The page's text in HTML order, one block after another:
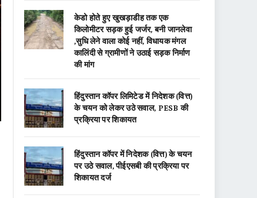
केडो होते हुए खुखड़ाडीह तक एक
किलोमीटर सड़क हुई जर्जर, बनी जानलेवा
,सुधि लेने वाला कोई नहीं, विधायक मंगल
कालिंदी से ग्रामीणों ने उठाई सड़क निर्माण
की मांग
हिंदुस्तान कॉपर लिमिटेड में निदेशक (वित्त)
के चयन को लेकर उठे सवाल, PESB की
प्रक्रिया पर शिकायत
हिंदुस्तान कॉपर में निदेशक (वित्त) के चयन
पर उठे सवाल, पीईएसबी की प्रक्रिया पर
शिकायत दर्ज